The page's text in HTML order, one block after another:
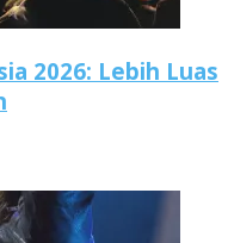
2026: Lebih Luas